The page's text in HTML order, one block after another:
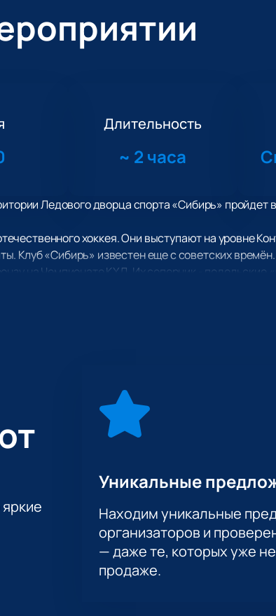
Длительность
~ 2 часа
Ледового дворца спорта «Сибирь» пройдет
хоккея. Они выступают на уровне
Клуб «Сибирь» известен еще с советских
на Чемпионате КХЛ. Их соперник - подольские
в 1996 году. Изначально клуб базировался
Уникальные
Находим уникальные
организаторов и
— даже те, которых уже
продаже.